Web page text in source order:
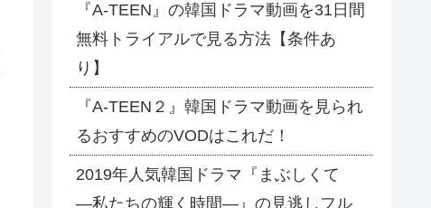
『A-TEEN』の韓国ドラマ動画を31日間
無料トライアルで見る方法【条件あ
り】
『A-TEEN２』韓国ドラマ動画を見られ
るおすすめのVODはこれだ！
2019年人気韓国ドラマ『まぶしくて
―私たちの輝く時間―』の見逃しフル